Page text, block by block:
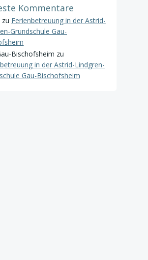
Kommentare
zu Ferienbetreuung in der Astrid-
Grundschule Gau-
Bischofsheim zu
in der Astrid-Lindgren-
Gau-Bischofsheim